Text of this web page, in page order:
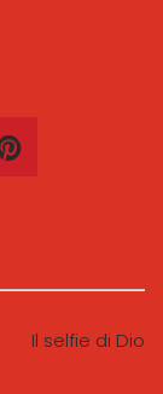
Il selfie di Dio